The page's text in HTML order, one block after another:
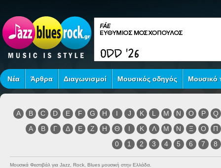
Νέα Άρθρα Διαγωνισμοί Μουσικός οδηγός Μουσικό
A B C D E F G H I J K L M N O P
Q
Α
Β Γ Δ Ε Ζ Η Θ Ι Κ Λ Μ Ν Ξ Ο
Π
0
1 2 3 4 5 6 7 8
Μουσικά Φεστιβάλ για Jazz, Rock, Blues μουσική στην Ελλάδα.